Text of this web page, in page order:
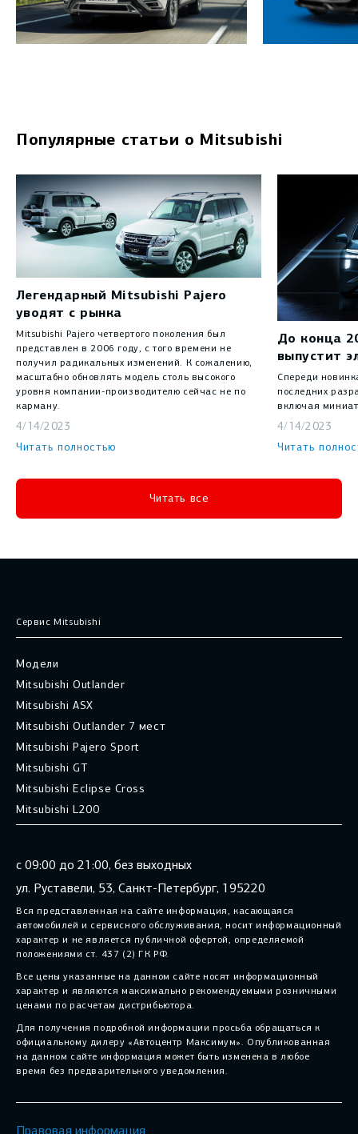
Популярные статьи о Mitsubishi
Легендарный Mitsubishi Pajero
уводят с рынка
Mitsubishi Pajero четвертого поколения был
представлен в 2006 году, с того времени не
получил радикальных изменений. К сожалению,
масштабно обновлять модель столь высокого
уровня компании-производителю сейчас не по
карману.
4/14/2023
Читать полностью
До конца
выпустит
Спереди
последних
включая
4/14/2023
Читать
Читать все
Сервис Mitsubishi
Модели
Mitsubishi Outlander
Mitsubishi ASX
Mitsubishi Outlander 7 мест
Mitsubishi Pajero Sport
Mitsubishi GT
Mitsubishi Eclipse Cross
Mitsubishi L200
с 09:00 до 21:00, без выходных
ул. Руставели, 53, Санкт-Петербург, 195220
Вся представленная на сайте информация, касающаяся
автомобилей и сервисного обслуживания, носит информационный
характер и не является публичной офертой, определяемой
положениями ст. 437 (2) ГК РФ.
Все цены указанные на данном сайте носят информационный
характер и являются максимально рекомендуемыми розничными
ценами по расчетам дистрибьютора.
Для получения подробной информации просьба обращаться к
официальному дилеру «Автоцентр Максимум». Опубликованная
на данном сайте информация может быть изменена в любое
время без предварительного уведомления.
Правовая информация